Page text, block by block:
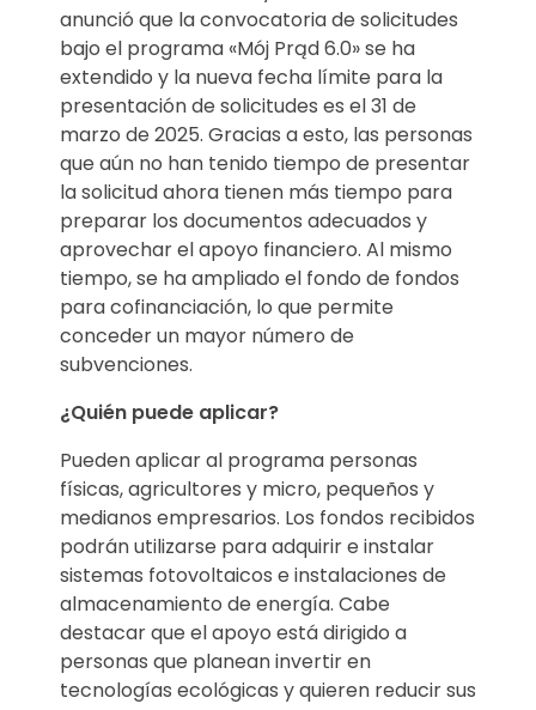
anunció que la convocatoria de solicitudes
bajo el programa «Mój Prąd 6.0» se ha
extendido y la nueva fecha límite para la
presentación de solicitudes es el 31 de
marzo de 2025. Gracias a esto, las personas
que aún no han tenido tiempo de presentar
la solicitud ahora tienen más tiempo para
preparar los documentos adecuados y
aprovechar el apoyo financiero. Al mismo
tiempo, se ha ampliado el fondo de fondos
para cofinanciación, lo que permite
conceder un mayor número de
subvenciones.
¿Quién puede aplicar?
Pueden aplicar al programa personas
físicas, agricultores y micro, pequeños y
medianos empresarios. Los fondos recibidos
podrán utilizarse para adquirir e instalar
sistemas fotovoltaicos e instalaciones de
almacenamiento de energía. Cabe
destacar que el apoyo está dirigido a
personas que planean invertir en
tecnologías ecológicas y quieren reducir sus